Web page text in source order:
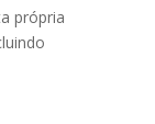
própria